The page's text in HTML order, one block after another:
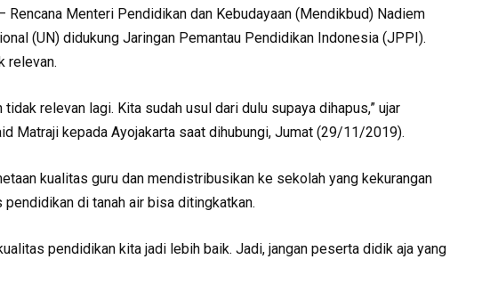
Rencana Menteri Pendidikan dan Kebudayaan (Mendikbud) Nadiem
(UN) didukung Jaringan Pemantau Pendidikan Indonesia (JPPI).
relevan.
tidak relevan lagi. Kita sudah usul dari dulu supaya dihapus,” ujar
Matraji kepada Ayojakarta saat dihubungi, Jumat (29/11/2019).
kualitas guru dan mendistribusikan ke sekolah yang kekurangan
pendidikan di tanah air bisa ditingkatkan.
pendidikan kita jadi lebih baik. Jadi, jangan peserta didik aja yang